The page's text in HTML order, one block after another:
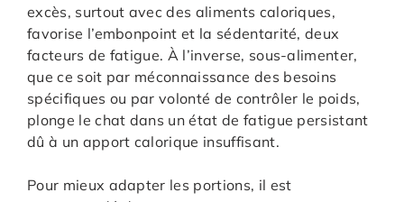
excès, surtout avec des aliments caloriques,
favorise l’embonpoint et la sédentarité, deux
facteurs de fatigue. À l’inverse, sous-alimenter,
que ce soit par méconnaissance des besoins
spécifiques ou par volonté de contrôler le poids,
plonge le chat dans un état de fatigue persistant
dû à un apport calorique insuffisant.
Pour mieux adapter les portions, il est